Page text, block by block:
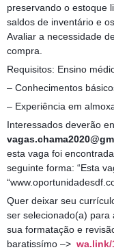
preservando o estoque
saldos de inventário e
Avaliar a necessidade
compra.
Requisitos: Ensino
– Conhecimentos
– Experiência em
Interessados deverão
esta vaga foi
seguinte forma: “Esta
Quer deixar seu
ser selecionado(a) para
sua formatação e
baratissímo –>